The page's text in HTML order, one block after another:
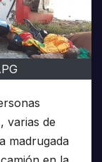
varias de
madrugada